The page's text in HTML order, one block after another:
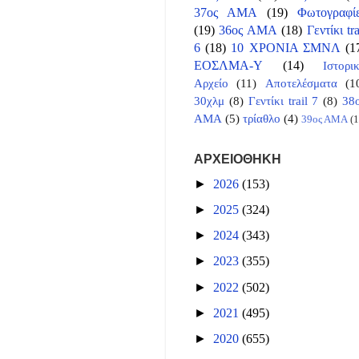
37ος ΑΜΑ
(19)
(19) 36ος ΑΜΑ (18) Γεντίκι
6 (18) 10 ΧΡΟΝΙΑ ΣΜΝΛ
ΕΟΣΛΜΑ-Υ
(14)
Αρχείο
(11) Αποτελέσματα
30χλμ (8) Γεντίκι trail 7 (8)
ΑΜΑ (5) τρίαθλο (4) 39ος ΑΜΑ
ΑΡΧΕΙΟΘΗΚΗ
► 2026 (153)
► 2025 (324)
► 2024 (343)
► 2023 (355)
► 2022 (502)
► 2021 (495)
► 2020 (655)